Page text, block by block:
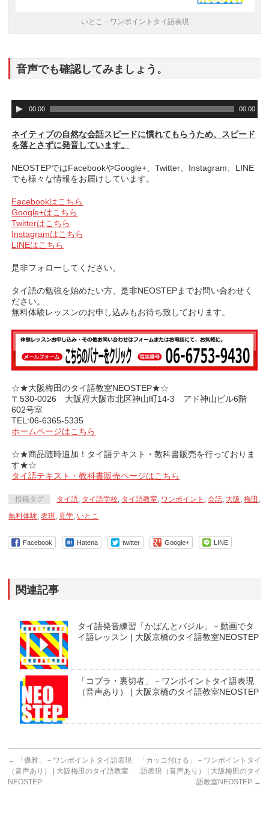
いとこ－ワンポイントタイ語表現
音声でも確認してみましょう。
音
声
レ
ー
ー
00:00 00:00
ネイティブの自然な会話スピードに慣れてもらうため、スピード
を落とさずに発音しています。
NEOSTEPではFacebookやGoogle+、Twitter、Instagram、LINE
でも様々な情報をお届けしています。
Facebookはこちら
Google+はこちら
Twitterはこちら
Instagramはこちら
LINEはこちら
是非フォローしてください。
タイ語の勉強を始めたい方、是非NEOSTEPまでお問い合わせく
ださい。
無料体験レッスンのお申し込みもお待ち致しております。
☆★大阪梅田のタイ語教室NEOSTEP★☆
〒530-0026 大阪府大阪市北区神山町14-3 アド神山ビル6階
602号室
TEL:06-6365-5335
ホームページはこちら
☆★商品随時追加！タイ語テキスト・教科書販売を行っておりま
す★☆
タイ語テキスト・教科書販売ページはこちら
投稿タグ タイ語, タイ語学校, タイ語教室, ワンポイント ,会話, 大阪 ,梅田 ,
無料体験,表現, 見学, いとこ
Facebook Hatena twitter Google+ LINE
関連記事
タイ語発音練習「かばんとバジル」－動画でタ
イ語レッスン | 大阪京橋のタイ語教室NEOSTEP
「コブラ・裏切者」－ワンポイントタイ語表現
（音声あり） | 大阪京橋のタイ語教室NEOSTEP
←
「優雅」－ワンポイントタイ語表現
（音声あり） | 大阪梅田のタイ語教室
NEOSTEP
「カッコ付ける」－ワンポイントタイ
語表現（音声あり） | 大阪梅田のタイ
語教室NEOSTEP →